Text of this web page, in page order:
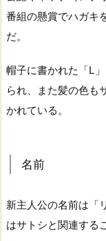
番組の懸賞でハガキ
だ。
帽子に書かれた「L
られ、また髪の色も
かれている。
名前
新主人公の名前は「
はサトシと関連する